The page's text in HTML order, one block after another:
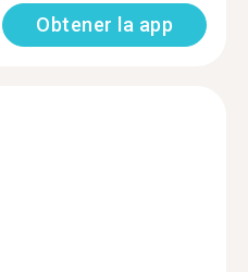
Obtener la app